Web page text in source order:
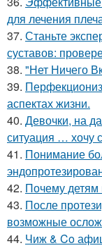
для лечения
37. Станьте
суставов:
38. "Нет Ничего
39.
аспектах жизни.
40. Девочки, на
ситуация … хочу
41. Понимание
42. Почему детям
43. После
возможные
44. Чиж & Co